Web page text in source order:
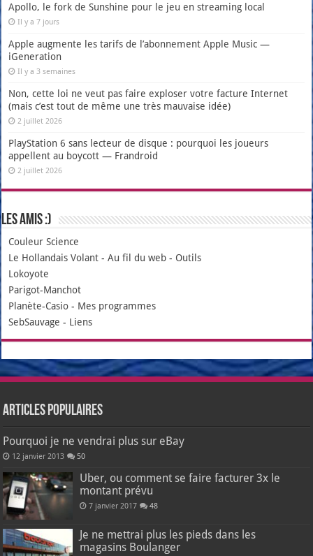
Apollo, le fork de Sunshine pour le jeu en streaming local
Il y a 7 jours
Apple augmente les tarifs de l’abonnement Apple Music —
iGeneration
Il y a 3 semaines
Non, cette loi ne veut pas faire exploser votre facture Internet
(mais c’est tout de même une très mauvaise idée)
2 juillet 2026
PlayStation 6 sans lecteur de disque : pourquoi les joueurs
appellent au boycott — Frandroid
2 juillet 2026
Les amis :)
Couleur Science
Le Hollandais Volant -Au fil du web - Outils
Lokoyote
Parigot-Manchot
Planète-Casio - Mes programmes
SebSauvage - Liens
Articles populaires
Pourquoi je ne vendrai plus sur eBay
12 janvier 2013 50
Uber, ou comment se faire facturer 3x le
montant prévu
7 janvier 2017 48
Je ne mettrai plus les pieds dans les
magasins Boulanger